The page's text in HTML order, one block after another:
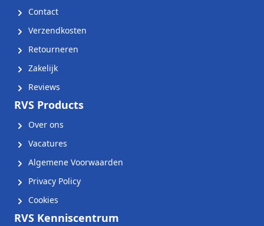
Contact
Verzendkosten
Retourneren
Zakelijk
Reviews
RVS Products
Over ons
Vacatures
Algemene Voorwaarden
Privacy Policy
Cookies
RVS Kenniscentrum